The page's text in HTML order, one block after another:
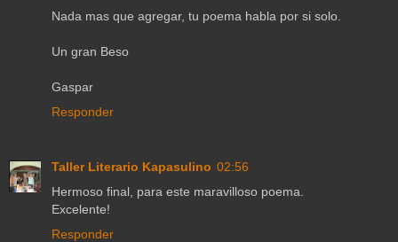
Nada mas que agregar, tu poema habla por si solo.
Un gran Beso
Gaspar
Responder
Taller Literario Kapasulino 02:56
Hermoso final, para este maravilloso poema.
Excelente!
Responder